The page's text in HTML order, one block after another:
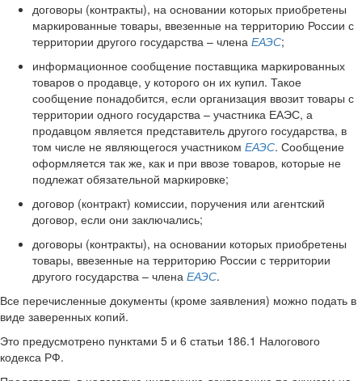
договоры (контракты), на основании которых приобретены
маркированные товары, ввезенные на территорию России с
территории другого государства – члена ЕАЭС;
информационное сообщение поставщика маркированных
товаров о продавце, у которого он их купил. Такое
сообщение понадобится, если организация ввозит товары с
территории одного государства – участника ЕАЭС, а
продавцом является представитель другого государства, в
том числе не являющегося участником ЕАЭС. Сообщение
оформляется так же, как и при ввозе товаров, которые не
подлежат обязательной маркировке;
договор (контракт) комиссии, поручения или агентский
договор, если они заключались;
договоры (контракты), на основании которых приобретены
товары, ввезенные на территорию России с территории
другого государства – члена ЕАЭС.
Все перечисленные документы (кроме заявления) можно подать в
виде заверенных копий.
Это предусмотрено пунктами 5 и 6 статьи 186.1 Налогового
кодекса РФ.